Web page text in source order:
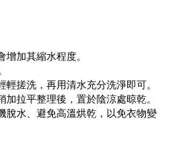
增加其縮水程度。
輕搓洗，再用清水充分洗淨即可。
加拉平整理後，置於陰涼處晾乾。
脫水、避免高溫烘乾，以免衣物變